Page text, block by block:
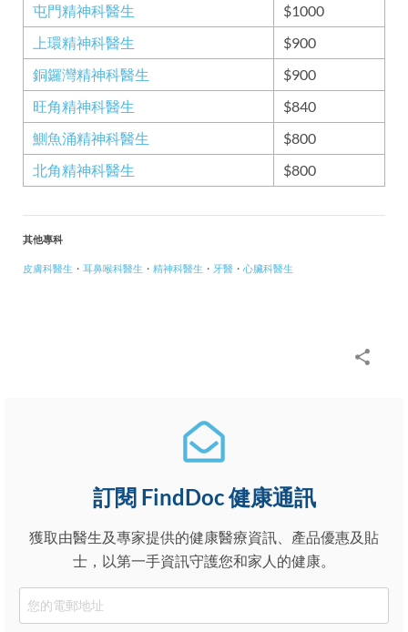
屯門精神科醫生
$1000
上環精神科醫生
$900
銅鑼灣精神科醫生
$900
旺角精神科醫生
$840
鰂魚涌精神科醫生
$800
北角精神科醫生
$800
其他專科
皮膚科醫生 ・ 耳鼻喉科醫生 ・ 精神科醫生 ・ 牙醫 ・ 心臟科醫生
訂閱 FindDoc 健康通訊
獲取由醫生及專家提供的健康醫療資訊、產品優惠及貼
士，以第一手資訊守護您和家人的健康。
Email